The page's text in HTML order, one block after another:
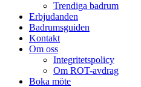
Trendiga badrum
Erbjudanden
Badrumsguiden
Kontakt
Om oss
Integritetspolicy
Om ROT-avdrag
Boka möte